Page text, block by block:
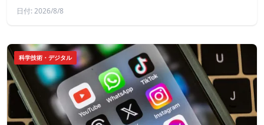
日付: 2026/8/8
科学技術・デジタル